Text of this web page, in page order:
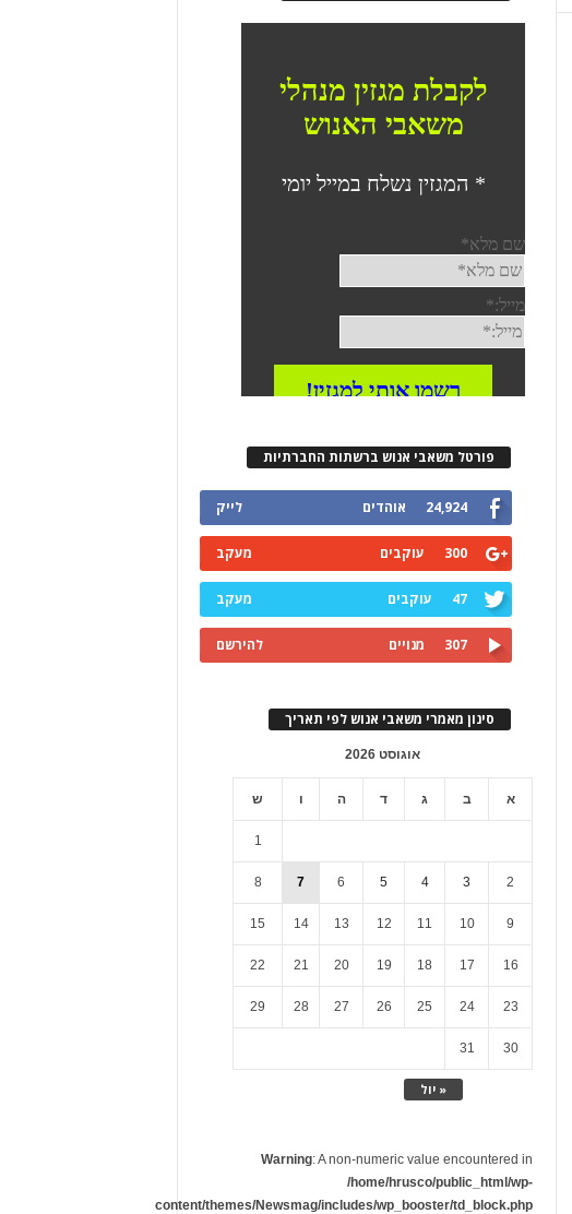
פורטל משאבי אנוש ברשתות החברתיות
24,924 אוהדים לייק
300 עוקבים מעקב
47 עוקבים מעקב
307 מנויים להירשם
סינון מאמרי משאבי אנוש לפי תאריך
אוגוסט 2026
א ב ג ד ה ו ש
« יול
1
2
3
4
5
6
7
8
9
10
11
12
13
14
15
16
17
18
19
20
21
22
23
24
25
26
27
28
29
30
31
Warning: A non-numeric value encountered in
/home/hrusco/public_html/wp-
content/themes/Newsmag/includes/wp_booster/td_block.php